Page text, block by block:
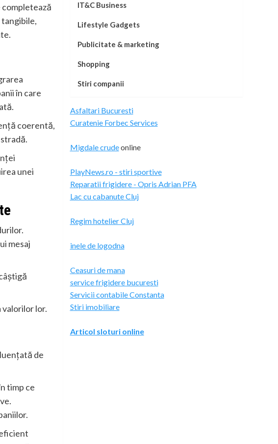
tangibile,
în care
coerentă,
unei
mesaj
lor.
de
timp ce
IT&C Business
Lifestyle Gadgets
Publicitate & marketing
Shopping
Stiri companii
Asfaltari Bucuresti
Curatenie Forbec Services
Migdale crudeonline
PlayNews.ro - stiri sportive
Reparatii frigidere - Opris Adrian PFA
Lac cu cabanute Cluj
Regim hotelier Cluj
inele de logodna
Ceasuri de mana
service frigidere bucuresti
Servicii contabile Constanta
Stiri imobiliare
Articol sloturi online